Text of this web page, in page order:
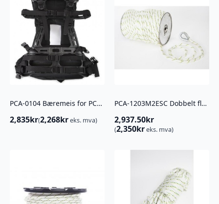
PCA-0104 Bæremeis for PCW3000
2,835kr(2,268kreks. mva)
PCA-1203M2ESC Dobbelt flettet polyestertau m/ kauser. 10mm x 100m
2,937.50kr
(2,350kreks. mva)